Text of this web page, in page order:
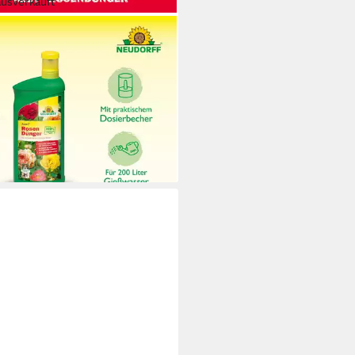
BioTrissol
1 Liter
UVP
9,99 €
1 l)
- in 2-3 Werktagen bei dir